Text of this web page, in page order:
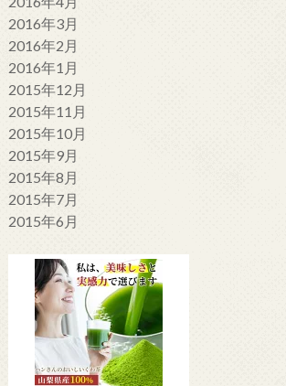
2016年3月
2016年2月
2016年1月
2015年12月
2015年11月
2015年10月
2015年9月
2015年8月
2015年7月
2015年6月